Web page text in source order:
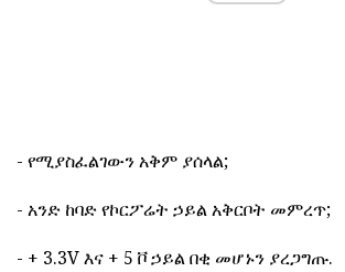
- የሚያስፈልገውን አቅም ያሰላል;
- አንድ ከባድ የኮርፖሬት ኃይል አቅርቦት መምረጥ;
- + 3.3V እና + 5 ቮ ኃይል በቂ መሆኑን ያረጋግጡ.